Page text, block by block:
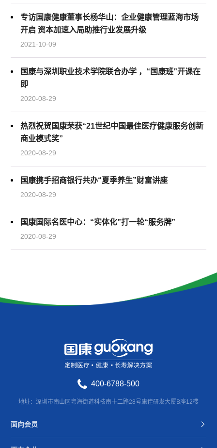
专访国康健康董事长杨华山：企业健康管理蓝海市场
开启 资本加速入局助推行业发展升级
2021-10-09
国康与深圳职业技术学院联合办学 ，“国康班”开课在
即
2020-08-29
热烈祝贺国康荣获“21世纪中国最佳医疗健康服务创新
商业模式奖”
2020-08-29
国康携手招商银行共办“夏季养生”财富讲座
2020-08-29
国康国际名医中心：“实体化”打一轮“服务牌”
2020-08-29
400-6788-500
地址：深圳市南山区粤海街道科技南十二路28号康佳研发大厦B座12楼
面向会员